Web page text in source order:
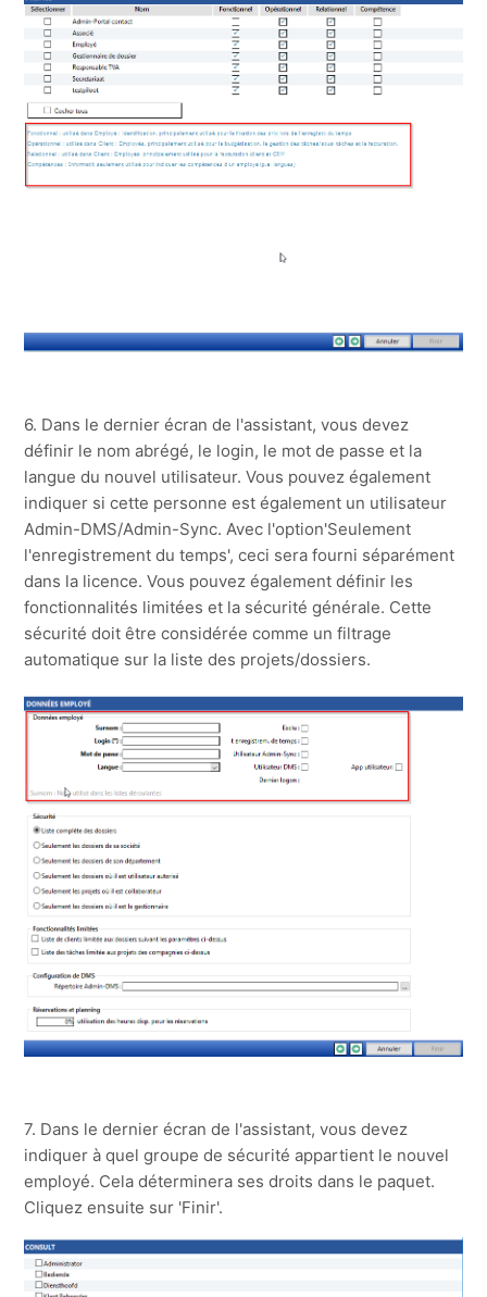
6. Dans le dernier écran de l'assistant, vous devez
définir le nom abrégé, le login, le mot de passe et la
langue du nouvel utilisateur. Vous pouvez également
indiquer si cette personne est également un utilisateur
Admin-DMS/Admin-Sync. Avec l'option'Seulement
l'enregistrement du temps', ceci sera fourni séparément
dans la licence. Vous pouvez également définir les
fonctionnalités limitées et la sécurité générale. Cette
sécurité doit être considérée comme un filtrage
automatique sur la liste des projets/dossiers.
7. Dans le dernier écran de l'assistant, vous devez
indiquer à quel groupe de sécurité appartient le nouvel
employé. Cela déterminera ses droits dans le paquet.
Cliquez ensuite sur 'Finir'.